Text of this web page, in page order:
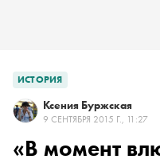
ИСТОРИЯ
Ксения Буржская
9 СЕНТЯБРЯ 2015 Г., 11:27
«В момент